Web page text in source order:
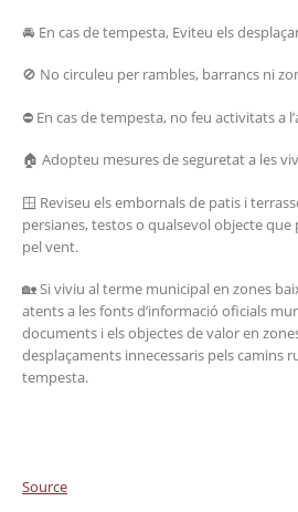
🚘 En cas de tempesta, Eviteu els
🚫 No circuleu per rambles, barrancs ni
⛔ En cas de tempesta, no feu activitats a
🏠 Adopteu mesures de seguretat a les
🪟 Reviseu els embornals de patis i
persianes, testos o qualsevol objecte que
pel vent.
🏡 Si viviu al terme municipal en zones
atents a les fonts d’informació oficials
documents i els objectes de valor en
desplaçaments innecessaris pels camins
tempesta.
Source